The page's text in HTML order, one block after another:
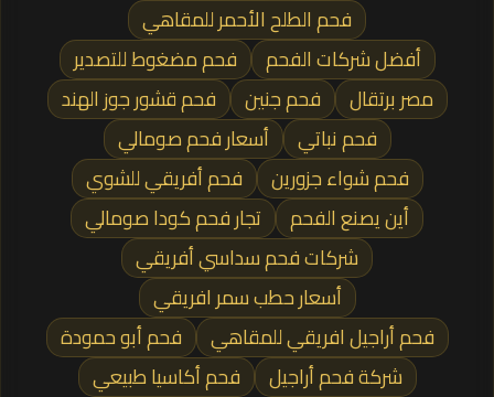
فحم الطلح الأحمر للمقاهي
أفضل شركات الفحم
فحم مضغوط للتصدير
مصر برتقال
فحم جنين
فحم قشور جوز الهند
فحم نباتي
أسعار فحم صومالي
فحم شواء جزورين
فحم أفريقي للشوي
أين يصنع الفحم
تجار فحم كودا صومالي
شركات فحم سداسي أفريقي
أسعار حطب سمر افريقي
فحم أراجيل افريقي للمقاهي
فحم أبو حمودة
شركة فحم أراجيل
فحم أكاسيا طبيعي